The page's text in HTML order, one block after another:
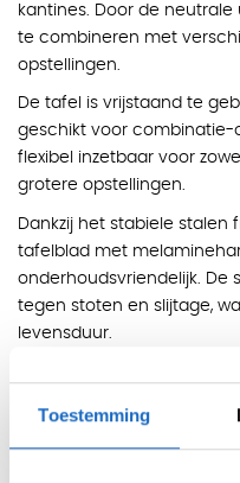
Toestemming
kantines. Door de
te combineren met
opstellingen.
De tafel is vrijstaand te
geschikt voor combinatie-
flexibel inzetbaar voor
grotere opstellingen.
Dankzij het stabiele stalen
tafelblad met
onderhoudsvriendelijk. De
tegen stoten en slijtage,
levensduur.
te worden. De verstelbare
de tafel altijd stabiel staat,